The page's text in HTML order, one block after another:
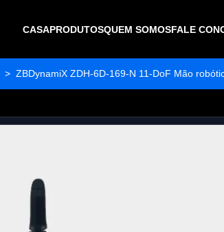
CASAPRODUTOSQUEM SOMOSFALE
> ZBDynamiX ZDH-6D-169-N 11-DoF Mão